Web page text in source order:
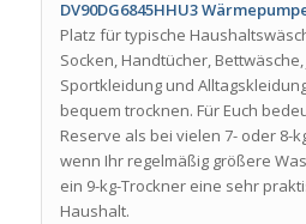
DV90DG6845HHU3
Platz für typische
Socken, Handtücher,
Sportkleidung und
bequem trocknen. Für Euch
Reserve als bei vielen 7- oder 8-
wenn Ihr regelmäßig größere
ein 9-kg-Trockner eine sehr
Haushalt.